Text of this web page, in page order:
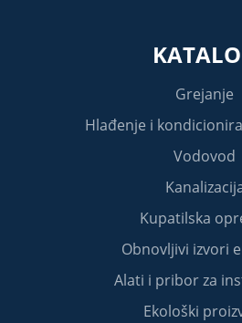
Grejanje
Hlađenje i
Vodovod
Kupatilska
Obnovljivi izvori
Alati i pribor za
Ekološki